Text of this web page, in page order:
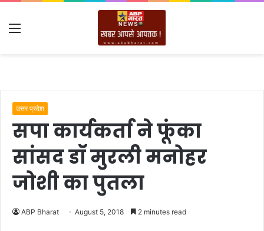
Menu
उत्तर प्रदेश
सपा कार्यकर्ता ने फूंका
सांसद डॉ मुरली मनोहर
जोशी का पुतला
ABP Bharat August 5, 2018 2 minutes read